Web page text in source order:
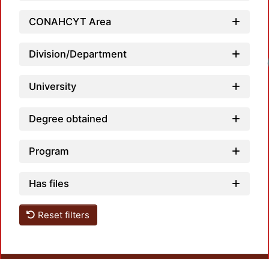
CONAHCYT Area
Division/Department
University
Degree obtained
Program
Has files
Reset filters